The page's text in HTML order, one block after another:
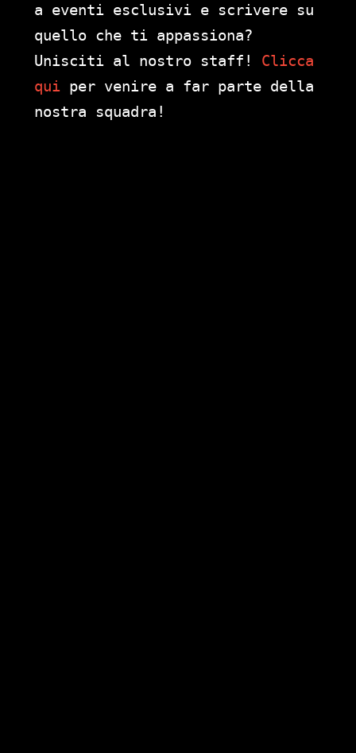
a eventi esclusivi e scrivere su
quello che ti appassiona?
Unisciti al nostro staff! Clicca
qui per venire a far parte della
nostra squadra!